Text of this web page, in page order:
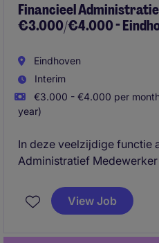
Financieel
€3.000/€4.000 -
Eindhoven
Interim
€3.000 - €4.000 per
year)
In deze veelzijdige functie
Administratief
financiële administratie en
efficiënte bedrijfsvoering.
View Job